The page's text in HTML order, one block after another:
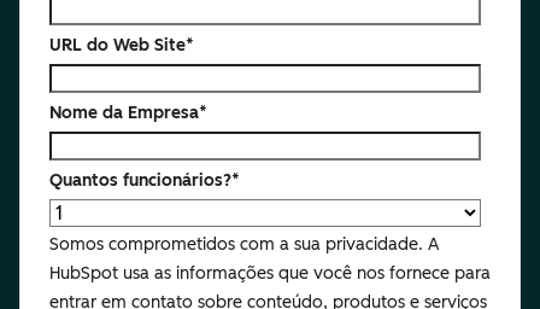
URL do Web Site*
Nome da Empresa*
Quantos funcionários?*
Somos comprometidos com a sua privacidade. A
HubSpot usa as informações que você nos fornece para
entrar em contato sobre conteúdo, produtos e serviços